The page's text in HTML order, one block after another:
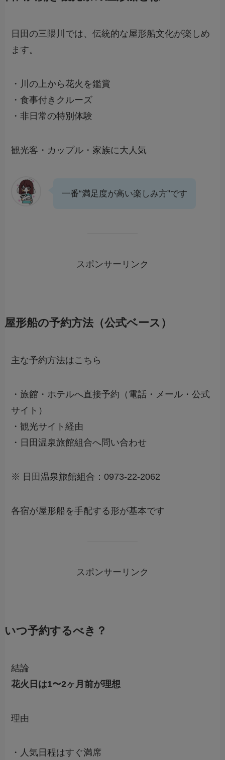
日田の三隈川では、伝統的な屋形船文化が楽しめ
ます。
・川の上から花火を鑑賞
・食事付きクルーズ
・非日常の特別体験
観光客・カップル・家族に大人気
一番“満足度が高い楽しみ方”です
スポンサーリンク
屋形船の予約方法（公式ベース）
主な予約方法はこちら
・旅館・ホテルへ直接予約（電話・メール・公式
サイト）
・観光サイト経由
・日田温泉旅館組合へ問い合わせ
※ 日田温泉旅館組合：0973-22-2062
各宿が屋形船を手配する形が基本です
スポンサーリンク
いつ予約するべき？
結論
花火日は1〜2ヶ月前が理想
理由
・人気日程はすぐ満席